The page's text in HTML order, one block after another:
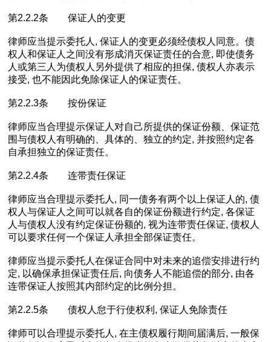
第2.2.2条 保证人的变更
律师应当提示委托人, 保证人的变更必须经债权人同意。债
权人和保证人之间没有形成消灭保证责任的合意, 即使债务
人或第三人为债权人另外提供了相应的担保, 债权人亦表示
接受, 也不能因此免除保证人的保证责任。
第2.2.3条 按份保证
律师应当合理提示保证人对自己所提供的保证份额、保证范
围与债权人有明确的、具体的、独立的约定, 并按照约定各
自承担独立的保证责任。
第2.2.4条 连带责任保证
律师应当合理提示委托人, 同一债务有两个以上保证人的, 债
权人与保证人之间可以就各自的保证份额进行约定, 各保证
人与债权人没有约定保证份额的, 视为连带责任保证, 债权人
可以要求任何一个保证人承担全部保证责任。
律师应当提示委托人在保证合同中对未来的追偿安排进行约
定, 以确保承担保证责任后, 向债务人不能追偿的部分, 由各
连带保证人按照其内部约定的比例分担。
第2.2.5条 债权人怠于行使权利, 保证人免除责任
律师可以合理提示委托人, 在主债权履行期间届满后, 一般保